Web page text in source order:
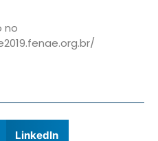
no
LinkedIn